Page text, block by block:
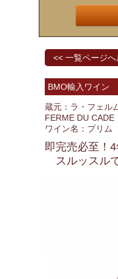
<< 一覧ページへ
BMO輸入ワイン
蔵元：ラ・フェル
FERME DU CADE
ワイン名：プリ
即完売必至！
スルッスル